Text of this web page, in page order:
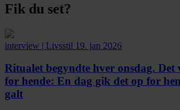
Fik du set?
interview | Livsstil 19. jan 2026
Ritualet begyndte hver onsdag. Det
for hende: En dag gik det op for
galt